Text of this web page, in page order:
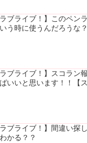
ラブライブ！】このペン
う時に使うんだろうな
ラブライブ！】スコラン
いいと思います！！【
ラブライブ！】間違い探
かる？？